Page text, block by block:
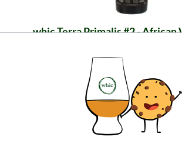
whic Terra Primalis #2 - African
Smalsūs nuotykių ieškotojai gali
ir nepamirštamų malonumų
viskį iš Afrikos.